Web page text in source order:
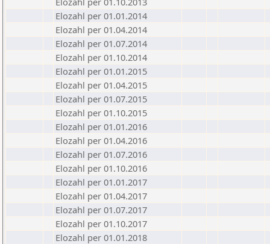
Elozahl per 01.01.2014
Elozahl per 01.04.2014
Elozahl per 01.07.2014
Elozahl per 01.10.2014
Elozahl per 01.01.2015
Elozahl per 01.04.2015
Elozahl per 01.07.2015
Elozahl per 01.10.2015
Elozahl per 01.01.2016
Elozahl per 01.04.2016
Elozahl per 01.07.2016
Elozahl per 01.10.2016
Elozahl per 01.01.2017
Elozahl per 01.04.2017
Elozahl per 01.07.2017
Elozahl per 01.10.2017
Elozahl per 01.01.2018